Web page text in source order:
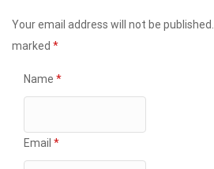
Your email address will not be published.
marked *
Name *
Email *